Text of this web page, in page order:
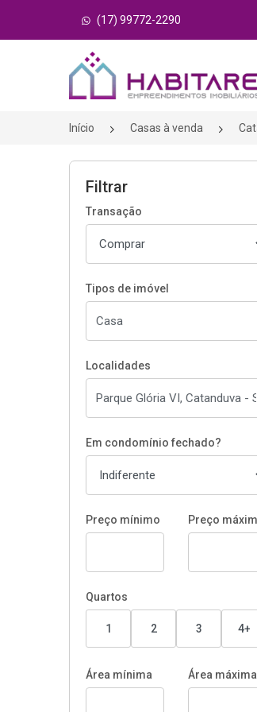
(17) 99772-2290
Página inicial
Início Casas à venda
Filtrar
Transação
Tipos de imóvel
Localidades
Em condomínio fechado?
Preço mínimo Preço
Quartos
1 2 3 4+
Área mínima Área máxima